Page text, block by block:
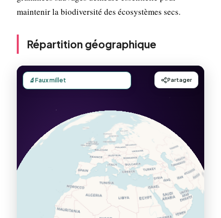
maintenir la biodiversité des écosystèmes secs.
Répartition géographique